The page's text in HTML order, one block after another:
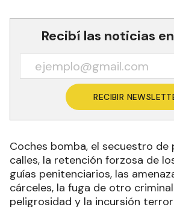
Recibí las noticias
RECIBIR
Coches bomba, el secuestro de
calles, la retención forzosa de
guías penitenciarios, las
cárceles, la fuga de otro
peligrosidad y la incursión